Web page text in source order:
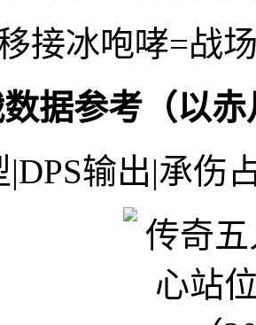
接冰咆哮=战
据参考（以
|DPS输出|承伤